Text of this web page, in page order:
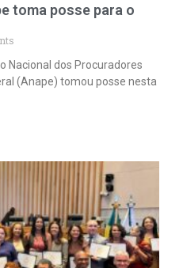
toma posse para o
Nacional dos Procuradores
(Anape) tomou posse nesta